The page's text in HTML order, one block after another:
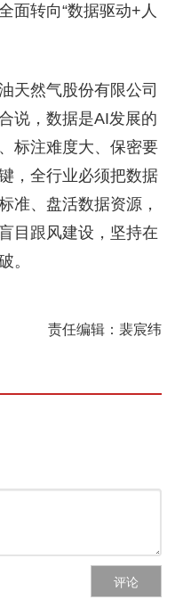
面转向“数据驱动+人
天然气股份有限公司
说，数据是AI发展的
标注难度大、保密要
，全行业必须把数据
准、盘活数据资源，
目跟风建设，坚持在
。
责任编辑：裴宸纬
评论